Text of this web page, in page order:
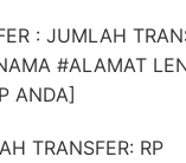
: JUMLAH
#ALAMAT
ANDA]
TRANSFER: RP